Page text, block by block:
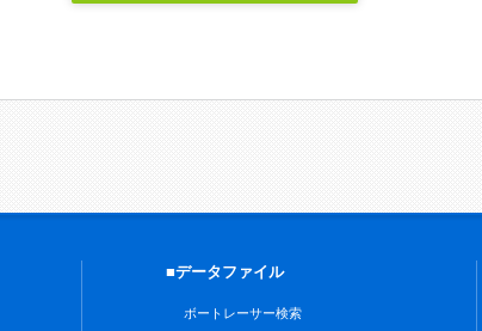
■データファイル
ボートレーサー検索